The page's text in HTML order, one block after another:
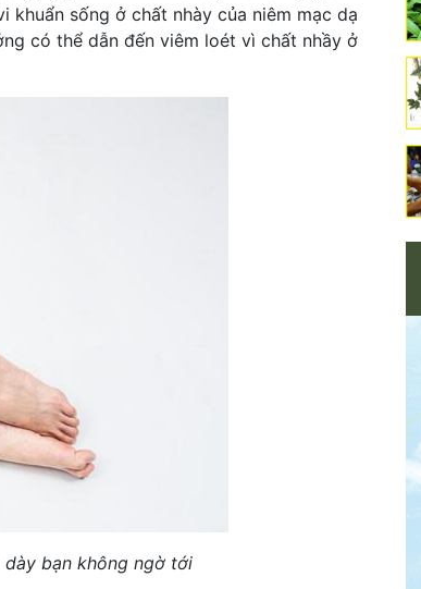
khuẩn sống ở chất nhày của niêm mạc dạ
có thể dẫn đến viêm loét vì chất nhầy ở
dày bạn không ngờ tới